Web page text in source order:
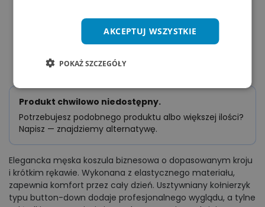
Elegancka męska koszula biznesowa o dopasowanym kroju
i krótkim rękawie. Wykonana z elastycznego materiału,
zapewnia komfort przez cały dzień. Usztywniany kołnierzyk
typu button-down dodaje profesjonalnego wyglądu, a tylne
AKCEPTUJ WSZYSTKIE
POKAŻ SZCZEGÓŁY